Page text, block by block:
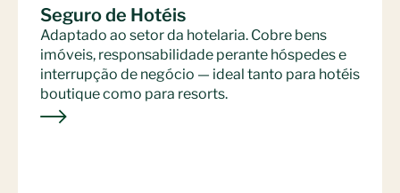
Seguro de Hotéis
Adaptado ao setor da hotelaria. Cobre bens
imóveis, responsabilidade perante hóspedes e
interrupção de negócio — ideal tanto para hotéis
boutique como para resorts.